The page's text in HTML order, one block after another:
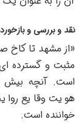
نقد و بررسی و
«از مشهد تا کاخ
مثبت و گسترده
است. آنچه بیش
هویت وقایع
خواننده است.